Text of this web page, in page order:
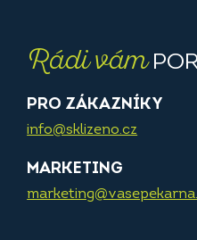
Rádi vám
PRO ZÁKAZNÍKY
info@sklizeno.cz
MARKETING